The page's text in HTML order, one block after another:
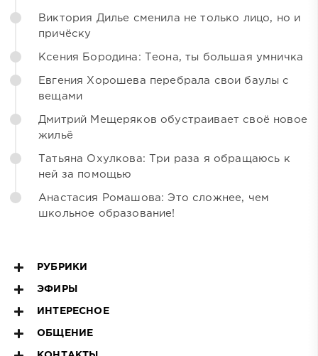
Виктория Дилье сменила не только лицо, но и
причёску
Ксения Бородина: Теона, ты большая умничка
Евгения Хорошева перебрала свои баулы с
вещами
Дмитрий Мещеряков обустраивает своё новое
жильё
Татьяна Охулкова: Три раза я обращаюсь к
ней за помощью
Анастасия Ромашова: Это сложнее, чем
школьное образование!
РУБРИКИ
ЭФИРЫ
ИНТЕРЕСНОЕ
ОБЩЕНИЕ